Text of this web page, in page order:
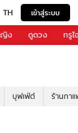
TH เข้าสู่ระบบ
ง ดูดวง ทรู
บุฟเฟ่ต์ ร้านกา